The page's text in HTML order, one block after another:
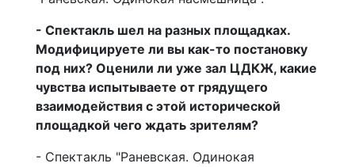
- Спектакль шел на разных площадках.
Модифицируете ли вы как-то постановку
под них? Оценили ли уже зал ЦДКЖ, какие
чувства испытываете от грядущего
взаимодействия с этой исторической
площадкой чего ждать зрителям?
- Спектакль "Раневская. Одинокая